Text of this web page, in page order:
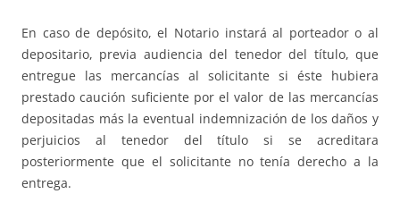
En caso de depósito, el Notario instará al porteador o al
depositario, previa audiencia del tenedor del título, que
entregue las mercancías al solicitante si éste hubiera
prestado caución suficiente por el valor de las mercancías
depositadas más la eventual indemnización de los daños y
perjuicios al tenedor del título si se acreditara
posteriormente que el solicitante no tenía derecho a la
entrega.